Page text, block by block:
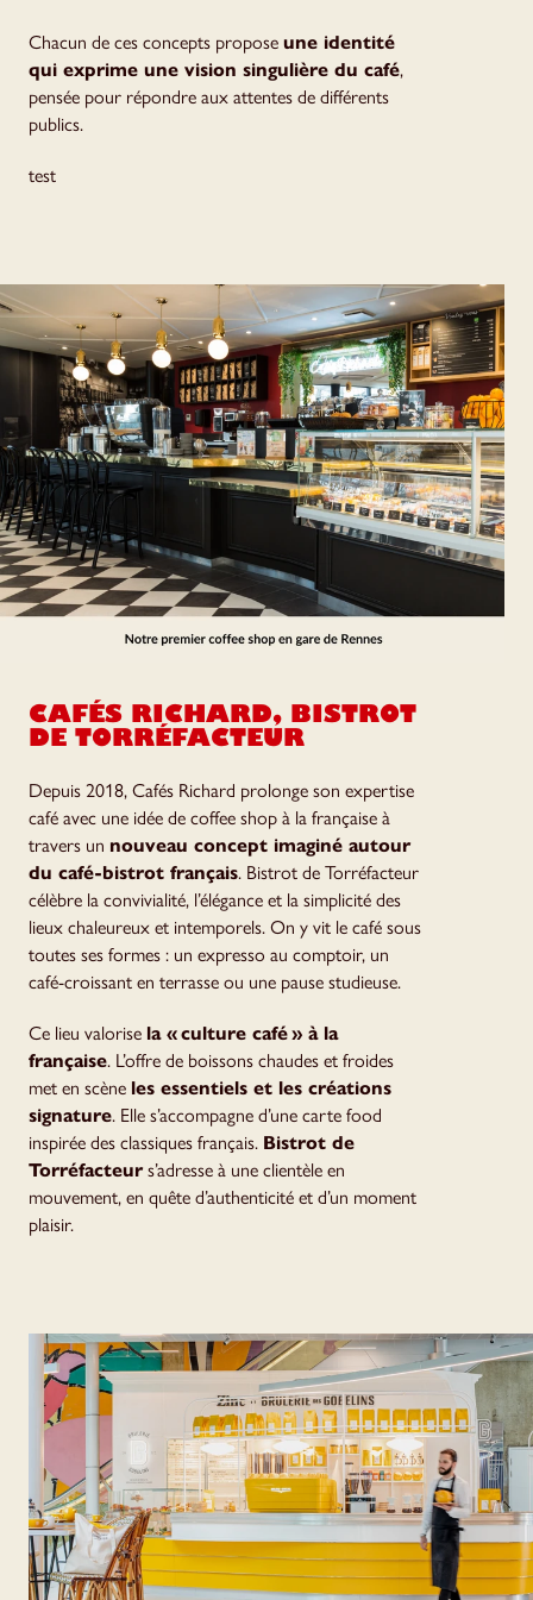
Chacun de ces concepts propose une identité
qui exprime une vision singulière du café,
pensée pour répondre aux attentes de différents
publics.
test
CAFÉS RICHARD, BISTROT
DE TORRÉFACTEUR
Depuis 2018, Cafés Richard prolonge son expertise
café avec une idée de coffee shop à la française à
travers un nouveau concept imaginé autour
du café-bistrot français. Bistrot de Torréfacteur
célèbre la convivialité, l’élégance et la simplicité des
lieux chaleureux et intemporels. On y vit le café sous
toutes ses formes : un expresso au comptoir, un
café-croissant en terrasse ou une pause studieuse.
Ce lieu valorise la « culture café » à la
française. L’offre de boissons chaudes et froides
met en scène les essentiels et les créations
signature. Elle s’accompagne d’une carte food
inspirée des classiques français. Bistrot de
Torréfacteurs’adresse à une clientèle en
mouvement, en quête d’authenticité et d’un moment
plaisir.